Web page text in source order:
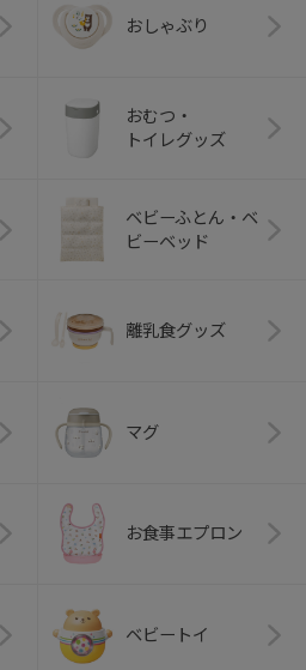
おしゃぶり
おむつ・
トイレグッズ
ベビーふとん・ベ
ビーベッド
離乳食グッズ
マグ
お食事エプロン
ベビートイ